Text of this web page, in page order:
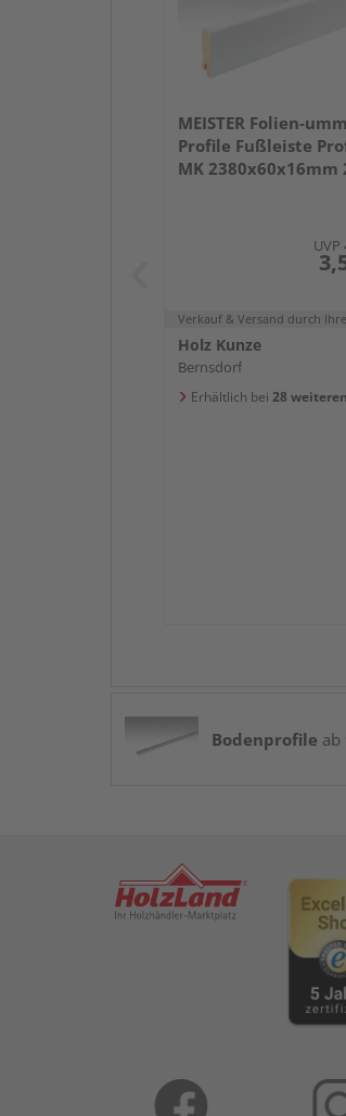
MEISTER Folien-
Profile Fußleiste
MK 2380x60x16mm
UVP
Verkauf & Versand durch
Holz Kunze
Bernsdorf
Erhältlich bei 28
Bodenprofile ab